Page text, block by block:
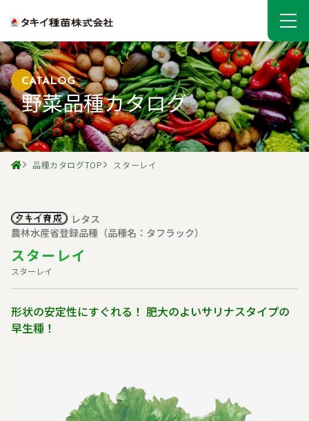
CATALOG
野菜品種カタログ
品種カタログTOP スターレイ
スターレイ
スターレイ
レタス
農林水産省登録品種（品種名：タフラック）
形状の安定性にすぐれる！ 肥大のよいサリナスタイプの
早生種！